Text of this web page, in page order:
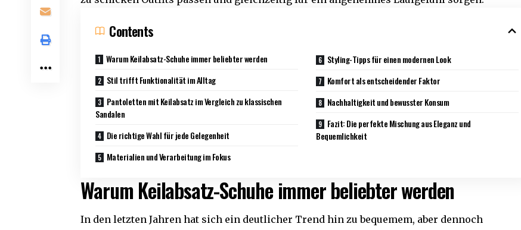
Contents
Warum Keilabsatz-Schuhe immer beliebter werden
Stil trifft Funktionalität im Alltag
Pantoletten mit Keilabsatz im Vergleich zu klassischen
Sandalen
Die richtige Wahl für jede Gelegenheit
Materialien und Verarbeitung im Fokus
Styling-Tipps für einen modernen Look
Komfort als entscheidender Faktor
Nachhaltigkeit und bewusster Konsum
Fazit: Die perfekte Mischung aus Eleganz und
Bequemlichkeit
Warum Keilabsatz-Schuhe immer beliebter werden
In den letzten Jahren hat sich ein deutlicher Trend hin zu bequemem, aber dennoch